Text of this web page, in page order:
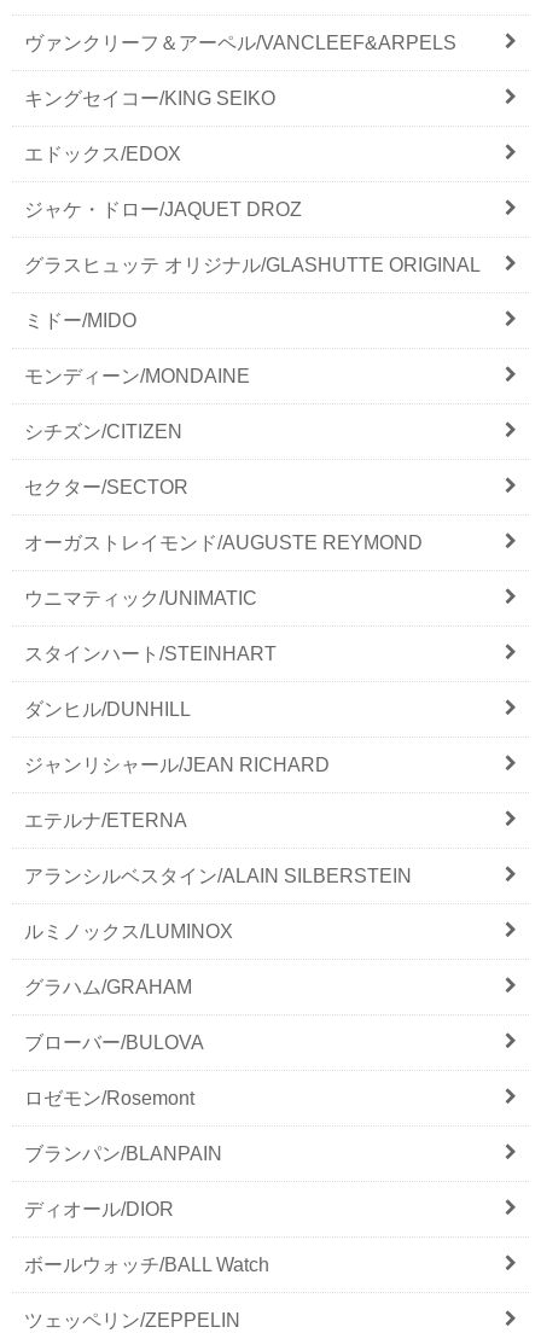
ヴァンクリーフ＆アーペル/VANCLEEF&ARPELS
キングセイコー/KING SEIKO
エドックス/EDOX
ジャケ・ドロー/JAQUET DROZ
グラスヒュッテ オリジナル/GLASHUTTE ORIGINAL
ミドー/MIDO
モンディーン/MONDAINE
シチズン/CITIZEN
セクター/SECTOR
オーガストレイモンド/AUGUSTE REYMOND
ウニマティック/UNIMATIC
スタインハート/STEINHART
ダンヒル/DUNHILL
ジャンリシャール/JEAN RICHARD
エテルナ/ETERNA
アランシルベスタイン/ALAIN SILBERSTEIN
ルミノックス/LUMINOX
グラハム/GRAHAM
ブローバー/BULOVA
ロゼモン/Rosemont
ブランパン/BLANPAIN
ディオール/DIOR
ボールウォッチ/BALL Watch
ツェッペリン/ZEPPELIN